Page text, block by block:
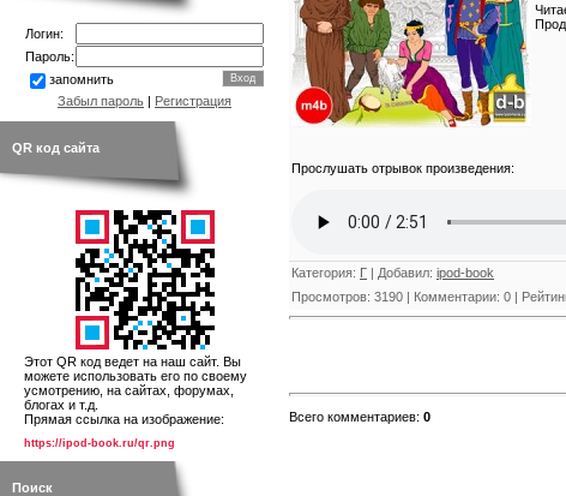
Логин:
Пароль:
запомнить
Забыл пароль | Регистрация
QR код сайта
Этот QR код ведет на наш сайт. Вы
можете использовать его по своему
усмотрению, на сайтах, форумах,
блогах и т.д.
Прямая ссылка на изображение:
https://ipod-book.ru/qr.png
Поиск
Прослушать отрывок произведения:
Категория: Г | Добавил: ipod-book
Просмотров: 3190 | Комментарии: 0 |
Всего комментариев: 0